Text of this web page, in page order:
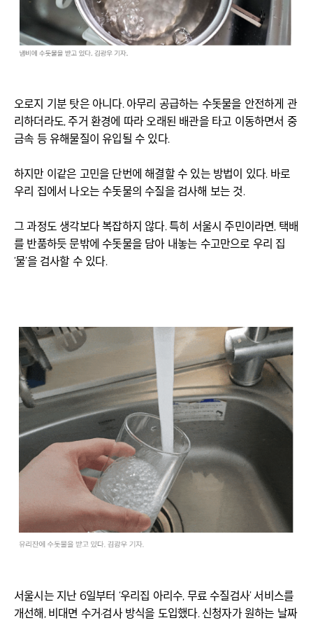
오로지 기분 탓은 아니다. 아무리 공급하는 수돗물을 안전하게 관
리하더라도, 주거 환경에 따라 오래된 배관을 타고 이동하면서 중
금속 등 유해물질이 유입될 수 있다.
하지만 이같은 고민을 단번에 해결할 수 있는 방법이 있다. 바로
우리 집에서 나오는 수돗물의 수질을 검사해 보는 것.
그 과정도 생각보다 복잡하지 않다. 특히 서울시 주민이라면, 택배
를 반품하듯 문밖에 수돗물을 담아 내놓는 수고만으로 우리 집
‘물’을 검사할 수 있다.
서울시는 지난 6일부터 ‘우리집 아리수, 무료 수질검사’ 서비스를
개선해, 비대면 수거·검사 방식을 도입했다. 신청자가 원하는 날짜